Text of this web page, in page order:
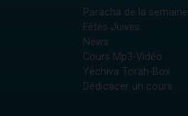
Paracha de la semaine
Fêtes Juives
News
Cours Mp3-Vidéo
Yéchiva Torah-Box
Dédicacer un cours